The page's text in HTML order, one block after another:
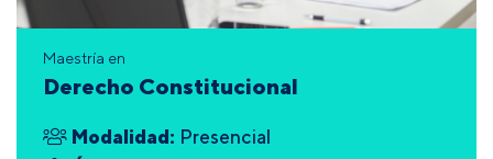
Maestría en
Derecho Constitucional
Modalidad: Presencial